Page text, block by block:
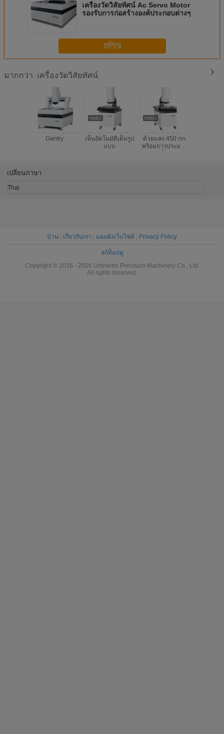
เครื่องวัดวิสัยทัศน์ Ac Servo Motor
รองรับการก่อสร้างองค์ประกอบต่างๆ
চালিয়ে
มากกว่า เครื่องวัดวิสัยทัศน์
เครื่องวัดภาพแบบ
Gantry
เครื่องวัดการมอง
เห็นอัตโนมัติเต็มรูป
แบบ
เครื่องวัดวิสัยทัศน์
ด้วยแสง 450 กก.
พร้อมการประมวล
เปลี่ยนภาษา
Thai
บ้าน เกี่ยวกับเรา แผนผังเว็บไซต์ Privacy Policy
สก์ท็อปดู
Copyright © 2016 - 2026 Unimetro Precision Machinery Co., Ltd.
All rights reserved.